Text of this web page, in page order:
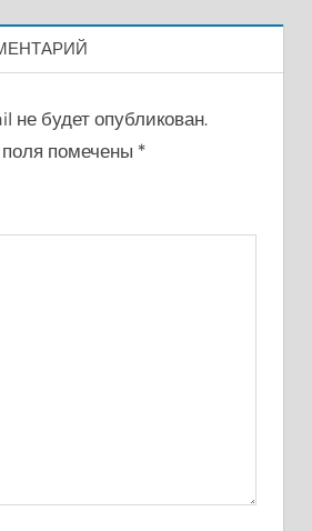
не будет опубликован.
помечены *